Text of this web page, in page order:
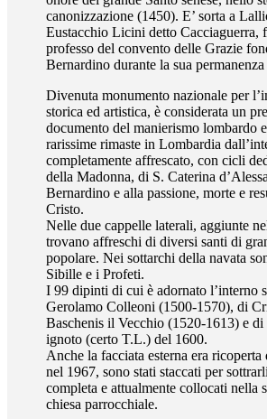
canonizzazione (1450). E’ sorta a
Eustacchio Licini detto Cacciaguerra,
professo del convento delle Grazie
Bernardino durante la sua
Divenuta monumento nazionale per
storica ed artistica, è considerata un
documento del manierismo lombardo
rarissime rimaste in Lombardia
completamente affrescato, con cicli
della Madonna, di S. Caterina
Bernardino e alla passione, morte e
Cristo.
Nelle due cappelle laterali, aggiunte
trovano affreschi di diversi santi di
popolare. Nei sottarchi della navata
Sibille e i Profeti.
I 99 dipinti di cui è adornato l’interno
Gerolamo Colleoni (1500-1570), di
Baschenis il Vecchio (1520-1613) e di
ignoto (certo T.L.) del 1600.
Anche la facciata esterna era
nel 1967, sono stati staccati per
completa e attualmente collocati nella
chiesa parrocchiale.